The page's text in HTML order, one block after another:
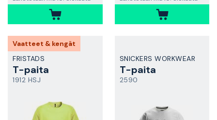
Vaatteet & kengät
FRISTADS
T-paita
1912 HSJ
SNICKERS WORKWEAR
T-paita
2590